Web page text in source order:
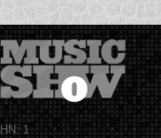
HN: 1